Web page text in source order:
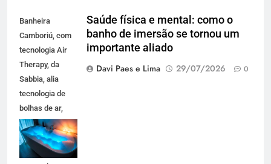
Banheira
Camboriú, com
tecnologia Air
Therapy, da
Sabbia, alia
tecnologia de
bolhas de ar,
iluminação em
LED e design
premium para
Saúde física e mental: como o
banho de imersão se tornou um
importante aliado
Davi Paes e Lima
29/07/2026 0